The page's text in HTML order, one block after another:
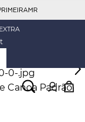
Canoa Padrão